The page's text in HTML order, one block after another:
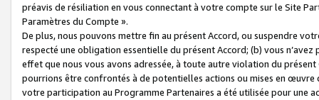
préavis de résiliation en vous connectant à votre compte sur le Site
Paramètres du Compte ».
De plus, nous pouvons mettre fin au présent Accord, ou suspendre
respecté une obligation essentielle du présent Accord; (b) vous
effet que nous vous avons adressée, à toute autre violation du
pourrions être confrontés à de potentielles actions ou mises en
votre participation au Programme Partenaires a été utilisée pour une